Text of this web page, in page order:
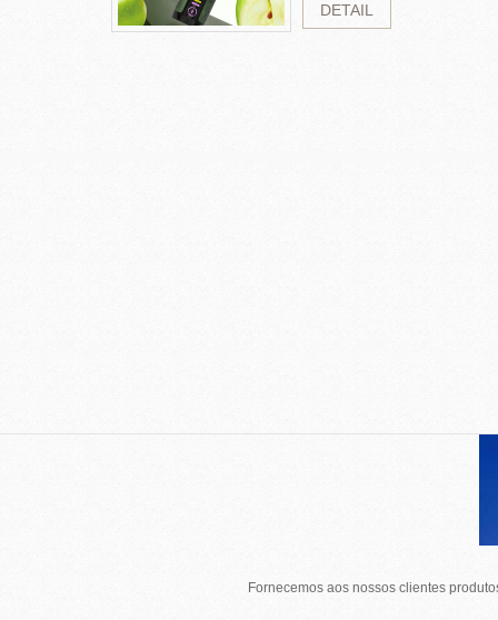
DETAIL
Fornecemos aos nossos clientes